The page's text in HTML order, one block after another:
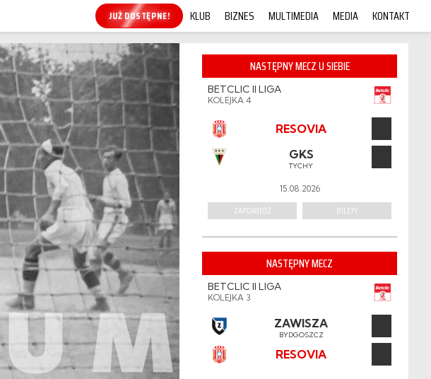
KUP ONLINE! KLUB BIZNES MULTIMEDIA MEDIA KONTAKT
NASTĘPNY MECZ U SIEBIE
BETCLIC II LIGA
KOLEJKA 4
RESOVIA
GKS
TYCHY
15.08.2026
ZAPOWIEDŹ BILETY
NASTĘPNY MECZ
BETCLIC II LIGA
KOLEJKA 3
ZAWISZA
BYDGOSZCZ
RESOVIA